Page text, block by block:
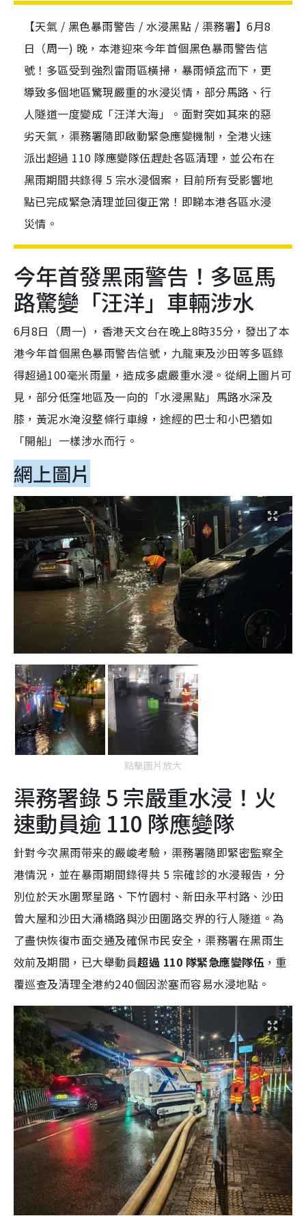
【天氣 / 黑色暴雨警告 / 水浸黑點 / 渠務署】6月8
日（周一) 晚，本港迎來今年首個黑色暴雨警告信
號！多區受到強烈雷雨區橫掃，暴雨傾盆而下，更
導致多個地區驚現嚴重的水浸災情，部分馬路、行
人隧道一度變成「汪洋大海」。面對突如其來的惡
劣天氣，渠務署隨即啟動緊急應變機制，全港火速
派出超過 110 隊應變隊伍趕赴各區清理，並公布在
黑雨期間共錄得 5 宗水浸個案，目前所有受影響地
點已完成緊急清理並回復正常！即睇本港各區水浸
災情。
今年首發黑雨警告！多區馬
路驚變「汪洋」車輛涉水
6月8日（周一) ，香港天文台在晚上8時35分，發出了本
港今年首個黑色暴雨警告信號，九龍東及沙田等多區錄
得超過100毫米雨量，造成多處嚴重水浸。從網上圖片可
見，部分低窪地區及一向的「水浸黑點」馬路水深及
膝，黃泥水淹沒整條行車線，途經的巴士和小巴猶如
「開船」一樣涉水而行。
網上圖片
點擊圖片放大
渠務署錄 5 宗嚴重水浸！火
速動員逾 110 隊應變隊
針對今次黑雨带来的嚴峻考驗，渠務署隨即緊密監察全
港情況，並在暴雨期間錄得共 5 宗確診的水浸報告，分
別位於天水圍聚星路、下竹園村、新田永平村路、沙田
曾大屋和沙田大涌橋路與沙田圍路交界的行人隧道。為
了盡快恢復市面交通及確保市民安全，渠務署在黑雨生
效前及期間，已大舉動員超過 110 隊緊急應變隊伍 ，重
覆巡查及清理全港約240個因淤塞而容易水浸地點。